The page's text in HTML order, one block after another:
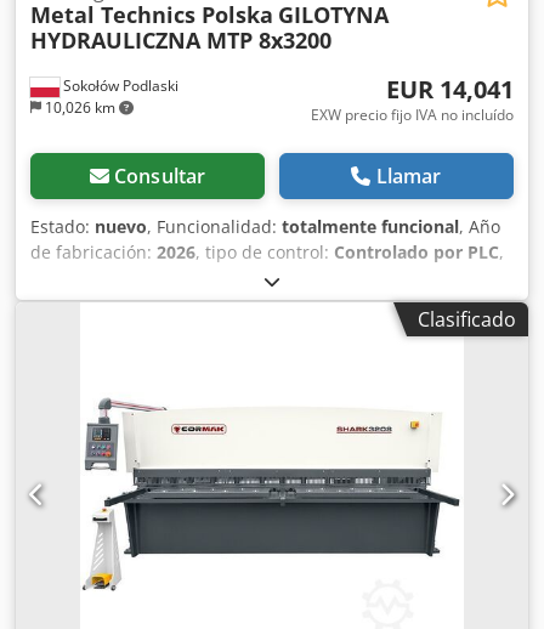
Sokołów Podlaski
10,026 km
Metal Technics Polska GILOTYNA
HYDRAULICZNA MTP 8x3200
EUR 14,041
EXW precio fijo IVA no incluído
Consultar Llamar
Estado: nuevo, Funcionalidad: totalmente funcional, Año
de fabricación: 2026, tipo de control: Controlado por PLC,
automático
accionamiento:hidráulico, fabricante de controles:ESTUN
, anchura de
frecuencia de golpes (máx.):
(máx.):8 mm , espesor de chapa de aluminio (máx.):
espesor de chapa latón (máx.):
, espesor de chapa
cobre (máx.):8 mm, espesor chapa acero (máx.):8 mm
espesor de chapa de acero inoxidable (máx.):5 mm, altura
de la mesa:800 mm
accionado
por motor, calibre trasero:600 mm, Recorrido de
retroceso Eje R:
Clasificado